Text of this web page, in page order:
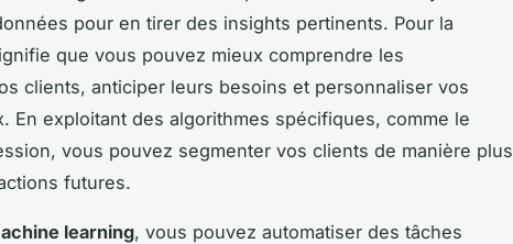
pour en tirer des insights pertinents. Pour la
que vous pouvez mieux comprendre les
clients, anticiper leurs besoins et personnaliser vos
En exploitant des algorithmes spécifiques, comme le
vous pouvez segmenter vos clients de manière plus
futures.
learning, vous pouvez automatiser des tâches